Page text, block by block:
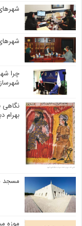
چرا
نگاهی
بهرام
مسجد